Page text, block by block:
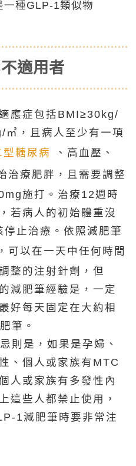
種GLP-1類似物
適用者
應症包括BMI≥30kg/
，且病人至少有一項
型糖尿病
、高血壓、
治療肥胖，且需要調整
施打。治療12週時
若病人的初始體重沒
止治療。依照減肥筆
可以在一天中任何時間
整的注射針劑，但
減肥筆經驗是，一定
好每天固定在大約相
筆。
則是，如果是孕婦、
、個人或家族有MTC
人或家族有多發性內
這些人都禁止使用，
1減肥筆時要非常注